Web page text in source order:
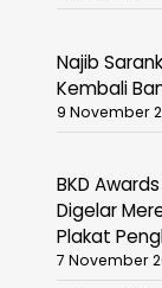
Najib
Kembali
9 November
BKD
Digelar
Plakat
7 November